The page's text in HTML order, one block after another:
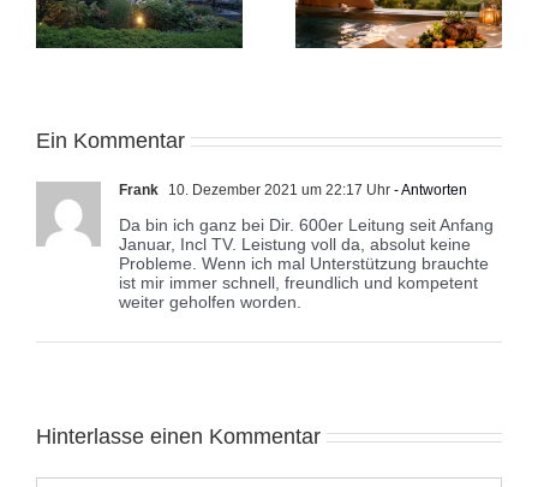
Ostwestfalen
2025: Sonnige Auszeit
Ein Kommentar
Frank 10. Dezember 2021 um 22:17 Uhr - Antworten
Da bin ich ganz bei Dir. 600er Leitung seit Anfang
Januar, Incl TV. Leistung voll da, absolut keine
Probleme. Wenn ich mal Unterstützung brauchte
ist mir immer schnell, freundlich und kompetent
weiter geholfen worden.
Hinterlasse einen Kommentar